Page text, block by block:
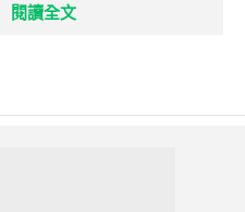
閱讀全文